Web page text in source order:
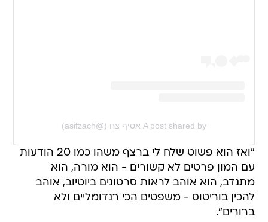
A post shared by אסיף צח (@asifzach)
"ואז הוא פשוט שלח לי ברצף משהו כמו 20 הודעות
עם המון פרטים לא קשורים - הוא מורה, הוא
מתנדב, הוא אוהב לראות סרטונים ביוטיוב, אוהב
להכין בוריטוס - משפטים הכי רנדומליים ולא
ברורים".